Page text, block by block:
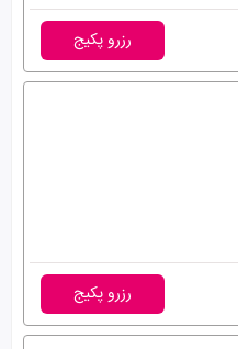
رزرو پکیج
رزرو پکیج